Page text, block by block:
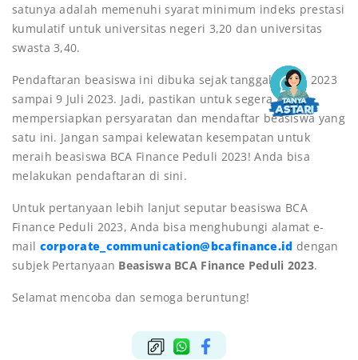
satunya adalah memenuhi syarat minimum indeks prestasi
kumulatif untuk universitas negeri 3,20 dan universitas
swasta 3,40.
Pendaftaran beasiswa ini dibuka sejak tanggal 1 Juni 2023
sampai 9 Juli 2023. Jadi, pastikan untuk segera
mempersiapkan persyaratan dan mendaftar beasiswa yang
satu ini. Jangan sampai kelewatan kesempatan untuk
meraih beasiswa BCA Finance Peduli 2023! Anda bisa
melakukan pendaftaran di sini.
Untuk pertanyaan lebih lanjut seputar beasiswa BCA
Finance Peduli 2023, Anda bisa menghubungi alamat e-
mail corporate_communication@bcafinance.id dengan
subjek Pertanyaan Beasiswa BCA Finance Peduli 2023.
Selamat mencoba dan semoga beruntung!